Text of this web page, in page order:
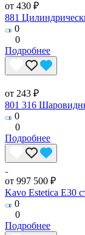
от 430 ₽
881
0
0
Подробнее
от 243 ₽
801 316
0
0
Подробнее
от 997 500 ₽
Kavo Estetica E30
0
0
Подробнее